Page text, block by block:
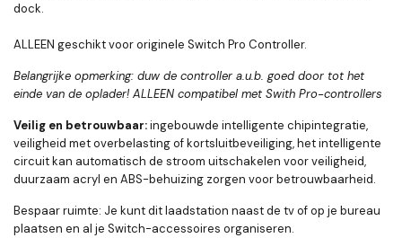
dock.
ALLEEN geschikt voor originele Switch Pro Controller.
Belangrijke opmerking: duw de controller a.u.b. goed door tot het
einde van de oplader! ALLEEN compatibel met Swith Pro-controllers
Veilig en betrouwbaar:ingebouwde intelligente chipintegratie,
veiligheid met overbelasting of kortsluitbeveiliging, het intelligente
circuit kan automatisch de stroom uitschakelen voor veiligheid,
duurzaam acryl en ABS-behuizing zorgen voor betrouwbaarheid.
Bespaar ruimte: Je kunt dit laadstation naast de tv of op je bureau
plaatsen en al je Switch-accessoires organiseren.